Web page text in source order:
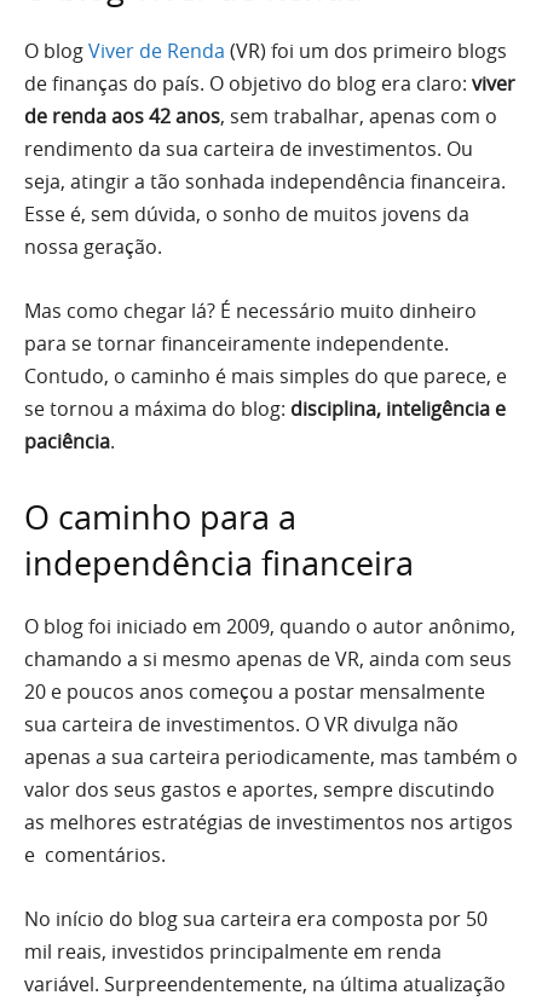
O blogViver de Renda (VR) foi um dos primeiro blogs
de finanças do país. O objetivo do blog era claro: viver
de renda aos 42 anos, sem trabalhar, apenas com o
rendimento da sua carteira de investimentos. Ou
seja, atingir a tão sonhada independência financeira.
Esse é, sem dúvida, o sonho de muitos jovens da
nossa geração.
Mas como chegar lá? É necessário muito dinheiro
para se tornar financeiramente independente.
Contudo, o caminho é mais simples do que parece, e
se tornou a máxima do blog: disciplina, inteligência e
paciência.
O caminho para a
independência financeira
O blog foi iniciado em 2009, quando o autor anônimo,
chamando a si mesmo apenas de VR, ainda com seus
20 e poucos anos começou a postar mensalmente
sua carteira de investimentos. O VR divulga não
apenas a sua carteira periodicamente, mas também o
valor dos seus gastos e aportes, sempre discutindo
as melhores estratégias de investimentos nos artigos
e comentários.
No início do blog sua carteira era composta por 50
mil reais, investidos principalmente em renda
variável. Surpreendentemente, na última atualização